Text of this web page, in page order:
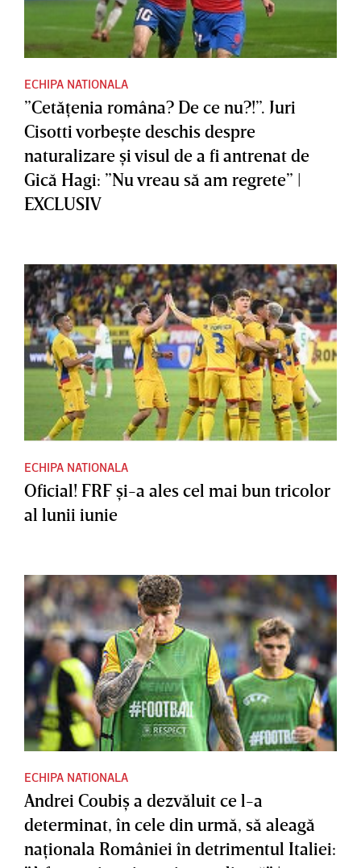
ECHIPA NATIONALA
”Cetăţenia româna? De ce nu?!”. Juri
Cisotti vorbeşte deschis despre
naturalizare şi visul de a fi antrenat de
Gică Hagi: ”Nu vreau să am regrete” |
EXCLUSIV
ECHIPA NATIONALA
Oficial! FRF şi-a ales cel mai bun tricolor
al lunii iunie
ECHIPA NATIONALA
Andrei Coubiş a dezvăluit ce l-a
determinat, în cele din urmă, să aleagă
naţionala României în detrimentul Italiei: